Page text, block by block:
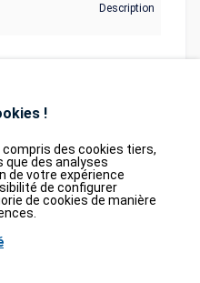
Description
!
des cookies tiers,
que des analyses
de votre expérience
de configurer
de cookies de manière